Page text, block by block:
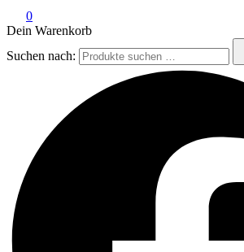
0
Dein Warenkorb
Suchen nach: